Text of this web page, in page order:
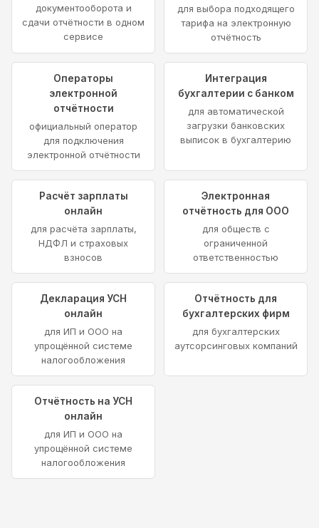
документооборота и
сдачи отчётности в одном
сервисе
для выбора подходящего
тарифа на электронную
отчётность
Операторы
электронной
отчётности
официальный оператор
для подключения
электронной отчётности
Интеграция
бухгалтерии с банком
для автоматической
загрузки банковских
выписок в бухгалтерию
Расчёт зарплаты
онлайн
для расчёта зарплаты,
НДФЛ и страховых
взносов
Электронная
отчётность для ООО
для обществ с
ограниченной
ответственностью
Декларация УСН
онлайн
для ИП и ООО на
упрощённой системе
налогообложения
Отчётность для
бухгалтерских фирм
для бухгалтерских
аутсорсинговых компаний
Отчётность на УСН
онлайн
для ИП и ООО на
упрощённой системе
налогообложения